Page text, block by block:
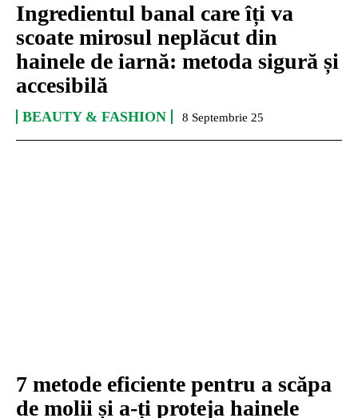
Ingredientul banal care îți va
scoate mirosul neplăcut din
hainele de iarnă: metoda sigură și
accesibilă
BEAUTY & FASHION 8 Septembrie 25
7 metode eficiente pentru a scăpa
de molii și a-ți proteja hainele